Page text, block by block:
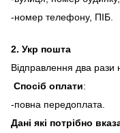
-номер телефону, ПІБ.
2. Укр пошта
Відправлення два рази
Спосіб оплати:
-повна передоплата.
Дані які потрібно